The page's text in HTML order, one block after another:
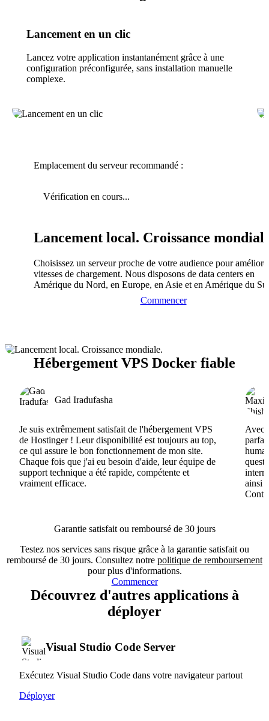
Lancement en un clic
Lancez votre application instantanément grâce à une
configuration préconfigurée, sans installation manuelle
complexe.
Emplacement du serveur recommandé :
Vérification en cours...
Lancement local. Croissance
Choisissez un serveur proche de votre audience pour
vitesses de chargement. Nous disposons de data centers en
Amérique du Nord, en Europe, en Asie et en Amérique du
Commencer
Hébergement VPS Docker fiable
Gad Iradufasha
Je suis extrêmement satisfait de l'hébergement VPS
de Hostinger ! Leur disponibilité est toujours au top,
ce qui assure le bon fonctionnement de mon site.
Chaque fois que j'ai eu besoin d'aide, leur équipe de
support technique a été rapide, compétente et
vraiment efficace.
Avec
ainsi
Garantie satisfait ou remboursé de 30 jours
Testez nos services sans risque grâce à la garantie satisfait ou
remboursé de 30 jours. Consultez notre politique de remboursement
pour plus d'informations.
Commencer
Découvrez d'autres applications à
déployer
Visual Studio Code Server
Exécutez Visual Studio Code dans votre navigateur partout
Déployer